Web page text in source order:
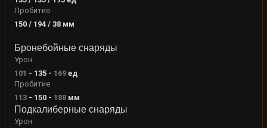
Пробитие
150 / 194 / 38 мм
Бронебойные снаряды
Урон
101 - 135- 169ед
Пробитие
113- 150- 188 мм
Подкалиберные снаряды
Урон